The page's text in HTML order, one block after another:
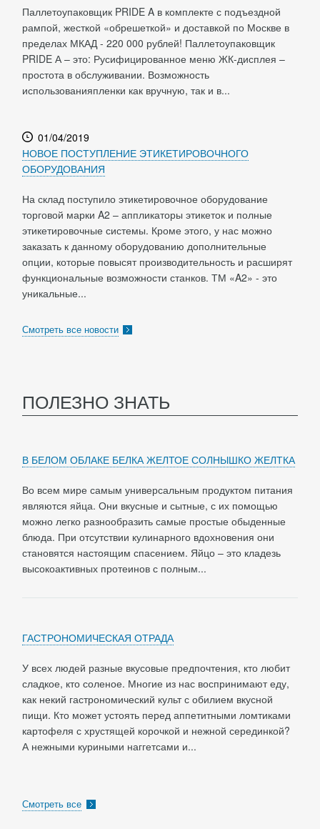
Паллетоупаковщик PRIDE A в комплекте с подъездной
рампой, жесткой «обрешеткой» и доставкой по Москве в
пределах МКАД - 220 000 рублей! Паллетоупаковщик
PRIDE А – это: Русифицированное меню ЖК-дисплея –
простота в обслуживании. Возможность
использованияпленки как вручную, так и в...
01/04/2019
НОВОЕ ПОСТУПЛЕНИЕ ЭТИКЕТИРОВОЧНОГО
ОБОРУДОВАНИЯ
На склад поступило этикетировочное оборудование
торговой марки A2 – аппликаторы этикеток и полные
этикетировочные системы. Кроме этого, у нас можно
заказать к данному оборудованию дополнительные
опции, которые повысят производительность и расширят
функциональные возможности станков. ТМ «A2» - это
уникальные...
Смотреть все новости
ПОЛЕЗНО ЗНАТЬ
В БЕЛОМ ОБЛАКЕ БЕЛКА ЖЕЛТОЕ СОЛНЫШКО ЖЕЛТКА
Во всем мире самым универсальным продуктом питания
являются яйца. Они вкусные и сытные, с их помощью
можно легко разнообразить самые простые обыденные
блюда. При отсутствии кулинарного вдохновения они
становятся настоящим спасением. Яйцо – это кладезь
высокоактивных протеинов с полным...
ГАСТРОНОМИЧЕСКАЯ ОТРАДА
У всех людей разные вкусовые предпочтения, кто любит
сладкое, кто соленое. Многие из нас воспринимают еду,
как некий гастрономический культ с обилием вкусной
пищи. Кто может устоять перед аппетитными ломтиками
картофеля с хрустящей корочкой и нежной серединкой?
А нежными куриными наггетсами и...
Смотреть все